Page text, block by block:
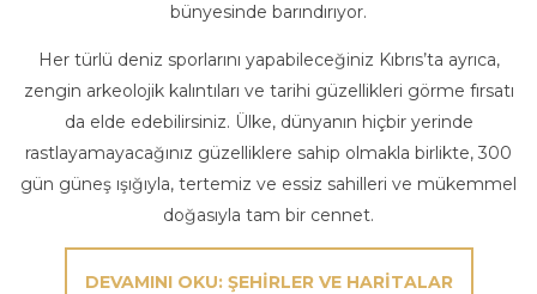
bünyesinde barındırıyor.
Her türlü deniz sporlarını yapabileceğiniz Kıbrıs’ta ayrıca,
zengin arkeolojik kalıntıları ve tarihi güzellikleri görme fırsatı
da elde edebilirsiniz. Ülke, dünyanın hiçbir yerinde
rastlayamayacağınız güzelliklere sahip olmakla birlikte, 300
gün güneş ışığıyla, tertemiz ve essiz sahilleri ve mükemmel
doğasıyla tam bir cennet.
DEVAMINI OKU: ŞEHIRLER VE HARITALAR